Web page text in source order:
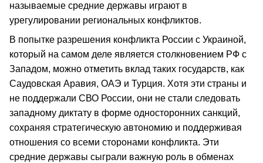
называемые средние державы играют в
урегулировании региональных конфликтов.
В попытке разрешения конфликта России с Украиной,
который на самом деле является столкновением РФ с
Западом, можно отметить вклад таких государств, как
Саудовская Аравия, ОАЭ и Турция. Хотя эти страны и
не поддержали СВО России, они не стали следовать
западному диктату в форме односторонних санкций,
сохраняя стратегическую автономию и поддерживая
отношения со всеми сторонами конфликта. Эти
средние державы сыграли важную роль в обменах